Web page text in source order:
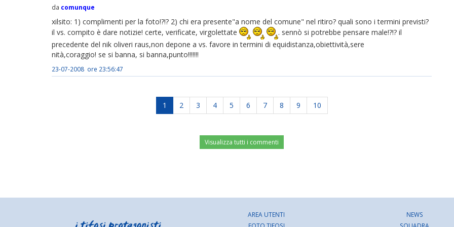
da comunque
xilsito: 1) complimenti per la foto!?!? 2) chi era presente"a nome del comune" nel ritiro? quali sono i termini previsti?
il vs. compito è dare notizie! certe, verificate, virgolettate
. sennò si potrebbe pensare male!?!? il
precedente del nik oliveri raus,non depone a vs. favore in termini di equidistanza,obiettività,sere
nità,coraggio! se si banna, si banna,punto!!!!!!!
23-07-2008 ore 23:56:47
1 2 3 4 5 6 7 8 9 10
Visualizza tutti i commenti
AREA UTENTI
NEWS